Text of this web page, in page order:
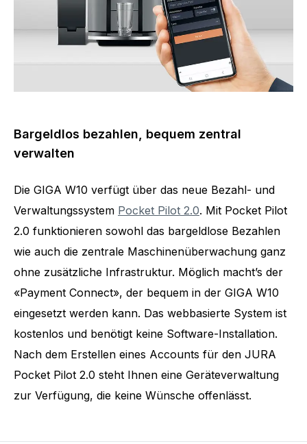
Bargeldlos bezahlen, bequem zentral
verwalten
Die GIGA W10 verfügt über das neue Bezahl- und
Verwaltungssystem Pocket Pilot 2.0. Mit Pocket Pilot
2.0 funktionieren sowohl das bargeldlose Bezahlen
wie auch die zentrale Maschinenüberwachung ganz
ohne zusätzliche Infrastruktur. Möglich macht’s der
«Payment Connect», der bequem in der GIGA W10
eingesetzt werden kann. Das webbasierte System ist
kostenlos und benötigt keine Software-Installation.
Nach dem Erstellen eines Accounts für den JURA
Pocket Pilot 2.0 steht Ihnen eine Geräteverwaltung
zur Verfügung, die keine Wünsche offenlässt.